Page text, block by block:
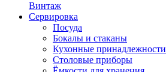
Винтаж
Сервировка
Посуда
Бокалы и стаканы
Кухонные принадлежности
Столовые приборы